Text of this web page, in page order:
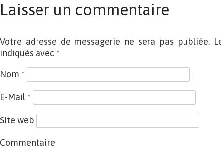
Laisser un commentaire
Votre adresse de messagerie ne sera pas publiée.
indiqués avec *
Nom *
E-Mail *
Site web
Commentaire